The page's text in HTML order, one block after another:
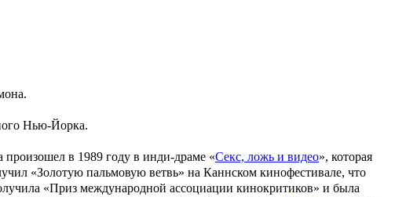
.
Нью-Йорка.
произошел в 1989 году в инди-драме «Секс, ложь и видео», которая
«Золотую пальмовую ветвь» на Каннском кинофестивале, что
«Приз международной ассоциации кинокритиков» и была